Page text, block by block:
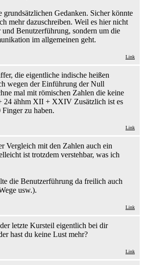
grundsätzlichen Gedanken. Sicher könnte
mehr dazuschreiben. Weil es hier nicht
Benutzerführung, sondern um die
im allgemeinen geht.
Link
die eigentliche indische heißen
wegen der Einführung der Null
mal mit römischen Zahlen die keine
24 ähhm XII + XXIV Zusätzlich ist es
zu haben.
Link
Vergleich mit den Zahlen auch ein
ist trotzdem verstehbar, was ich
die Benutzerführung da freilich auch
usw.).
Link
letzte Kursteil eigentlich bei dir
hast du keine Lust mehr?
Link